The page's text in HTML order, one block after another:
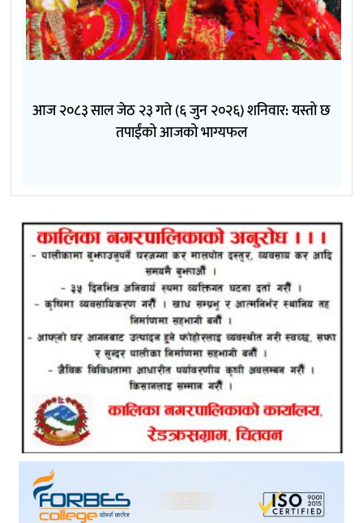
आज २०८३ साल जेठ २३ गते (६ जुन २०२६) शनिवार: यस्तो छ
तपाईंको आजको भाग्यफल